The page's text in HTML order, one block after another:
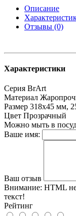
Описание
Отзывы (0)
Характеристики
Серия BrArt
Материал
Размер 318х45 мм,
Цвет Прозрачный
Можно мыть в
Ваше имя:
Ваш отзыв
Внимание: HTML
текст!
Рейтинг